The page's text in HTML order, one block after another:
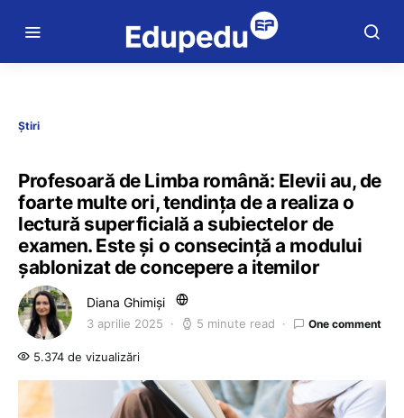
Știri
Profesoară de Limba română: Elevii au, de
foarte multe ori, tendința de a realiza o
lectură superficială a subiectelor de
examen. Este și o consecință a modului
șablonizat de concepere a itemilor
Diana Ghimiși
3 aprilie 2025 5 minute read One comment
5.374 de vizualizări